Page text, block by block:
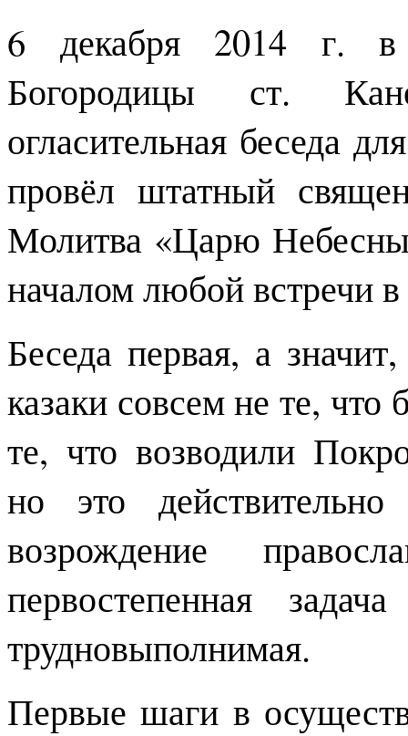
6 декабря 2014 г. в
Богородицы ст.
огласительная беседа
провёл штатный
Молитва «Царю
началом любой встречи
Беседа первая, а
казаки совсем не те, что
те, что возводили
но это
возрождение
первостепенная
трудновыполнимая.
Первые шаги в